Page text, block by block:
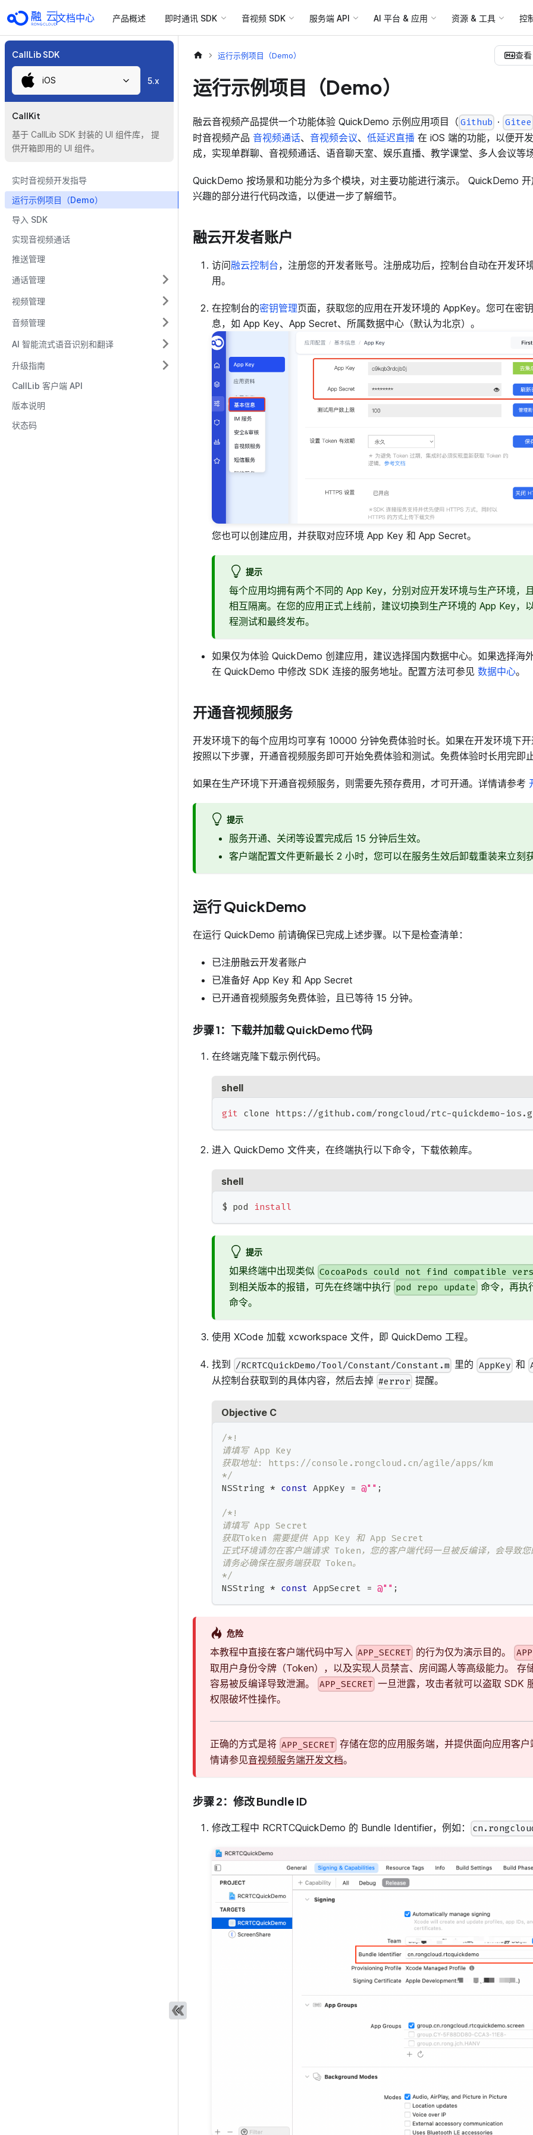
文档中心 产品概述 即时通讯 SDK 音视频 SDK 服务端 API AI 平台 & 应用 资源 & 工具 控
CallLib SDK
iOS 5.x
CallKit
基于 CallLib SDK 封装的 UI 组件库， 提
供开箱即用的 UI 组件。
实时音视频开发指导
运行示例项目（Demo）
导入 SDK
实现音视频通话
推送管理
通话管理
视频管理
音频管理
AI 智能流式语音识别和翻译
升级指南
CallLib 客户端 API
版本说明
状态码
运行示例项目（Demo） 查
运行示例项目（Demo）
融云音视频产品提供一个功能体验 QuickDemo 示例应用项目（ Github · Gitee
时音视频产品 音视频通话、 音视频会议、 低延迟直播 在 iOS 端的功能，以便开
成，实现单群聊、音视频通话、语音聊天室、娱乐直播、教学课堂、多人会议等场
QuickDemo 按场景和功能分为多个模块，对主要功能进行演示。 QuickDemo
兴趣的部分进行代码改造，以便进一步了解细节。
融云开发者账户
访问融云控制台，注册您的开发者账号。注册成功后，控制台自动在开发环
用。
在控制台的密钥管理页面，获取您的应用在开发环境的 AppKey。您可在密
息，如 App Key、App Secret、所属数据中心（默认为北京）。
您也可以创建应用，并获取对应环境 App Key 和 App Secret。
提示
每个应用均拥有两个不同的 App Key，分别对应开发环境与生产环境，
相互隔离。在您的应用正式上线前，建议切换到生产环境的 App Key，
程测试和最终发布。
如果仅为体验 QuickDemo 创建应用，建议选择国内数据中心。如果选择海
在 QuickDemo 中修改 SDK 连接的服务地址。配置方法可参见 数据中心。
开通音视频服务
开发环境下的每个应用均可享有 10000 分钟免费体验时长。如果在开发环境下
按照以下步骤，开通音视频服务即可开始免费体验和测试。免费体验时长用完即止
如果在生产环境下开通音视频服务，则需要先预存费用，才可开通。详情请参考
提示
服务开通、关闭等设置完成后 15 分钟后生效。
客户端配置文件更新最长 2 小时，您可以在服务生效后卸载重装来立刻
运行 QuickDemo
在运行 QuickDemo 前请确保已完成上述步骤。以下是检查清单：
已注册融云开发者账户
已准备好 App Key 和 App Secret
已开通音视频服务免费体验，且已等待 15 分钟。
步骤 1：下载并加载 QuickDemo 代码
在终端克隆下载示例代码。
shell
git clone https://github.com/rongcloud/rtc-quickdemo-
进入 QuickDemo 文件夹，在终端执行以下命令，下载依赖库。
shell
$ pod install
提示
如果终端中出现类似 CocoaPods could not find compatible
到相关版本的报错，可先在终端中执行 pod repo update 命令，再执
命令。
使用 XCode 加载 xcworkspace 文件，即 QuickDemo 工程。
找到 /RCRTCQuickDemo/Tool/Constant/Constant.m 里的 AppKey 和
从控制台获取到的具体内容，然后去掉 #error 提醒。
Objective C
/*!
请填写 App Key
获取地址: https://console.rongcloud.cn/agile/apps/km
*/
NSString * const AppKey = @"" ;
/*!
请填写 App Secret
获取Token 需要提供 App Key 和 App Secret
正式环境请勿在客户端请求 Token，您的客户端代码一旦被反编译，会导致
请务必确保在服务端获取 Token。
*/
NSString * const AppSecret = @"" ;
危险
本教程中直接在客户端代码中写入 APP_SECRET 的行为仅为演示目的。
取用户身份令牌（Token），以及实现人员禁言、房间踢人等高级能力。 存
容易被反编译导致泄漏。
APP_SECRET 一旦泄露，攻击者就可以盗取 SDK
权限破坏性操作。
正确的方式是将 APP_SECRET 存储在您的应用服务端，并提供面向应用客
情请参见音视频服务端开发文档。
步骤 2：修改 Bundle ID
修改工程中 RCRTCQuickDemo 的 Bundle Identifier，例如：